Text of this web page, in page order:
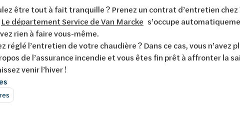
être tout à fait tranquille ? Prenez un contrat d’entretien chez
Le département Service de Van Marcke s’occupe
rien à faire vous-même.
réglé l’entretien de votre chaudière ? Dans ce cas, vous n’avez
de l’assurance incendie et vous êtes fin prêt à affronter la
venir l’hiver !